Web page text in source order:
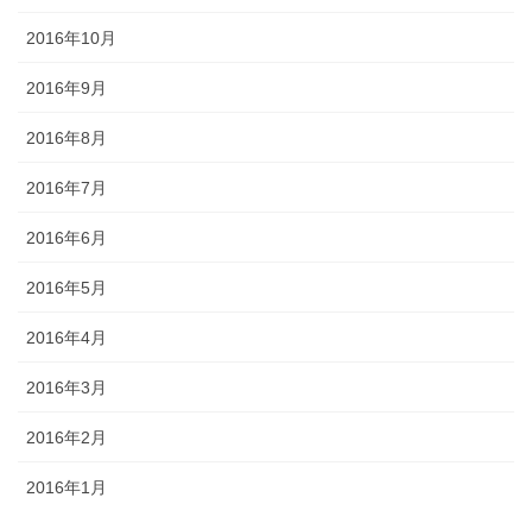
2016年10月
2016年9月
2016年8月
2016年7月
2016年6月
2016年5月
2016年4月
2016年3月
2016年2月
2016年1月